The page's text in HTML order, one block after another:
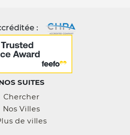
SUITES
Chercher
Nos Villes
de villes
: